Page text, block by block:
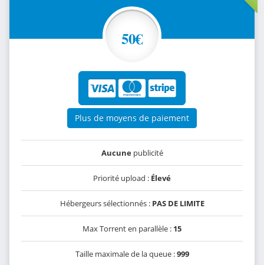
50€
Plus de moyens de paiement
Aucunepublicité
Priorité upload : Élevé
Hébergeurs sélectionnés : PAS DE LIMITE
Max Torrent en parallèle : 15
Taille maximale de la queue :999